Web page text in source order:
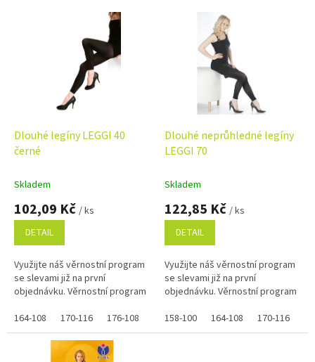
Dlouhé legíny LEGGI 40
černé
Skladem
102,09 Kč / ks
DETAIL
Využijte náš věrnostní program
se slevami již na první
objednávku. Věrnostní program
164-108
170-116 176-108
Dlouhé neprůhledné legíny
LEGGI 70
Skladem
122,85 Kč / ks
DETAIL
Využijte náš věrnostní program
se slevami již na první
objednávku. Věrnostní program
158-100
164-108 170-116